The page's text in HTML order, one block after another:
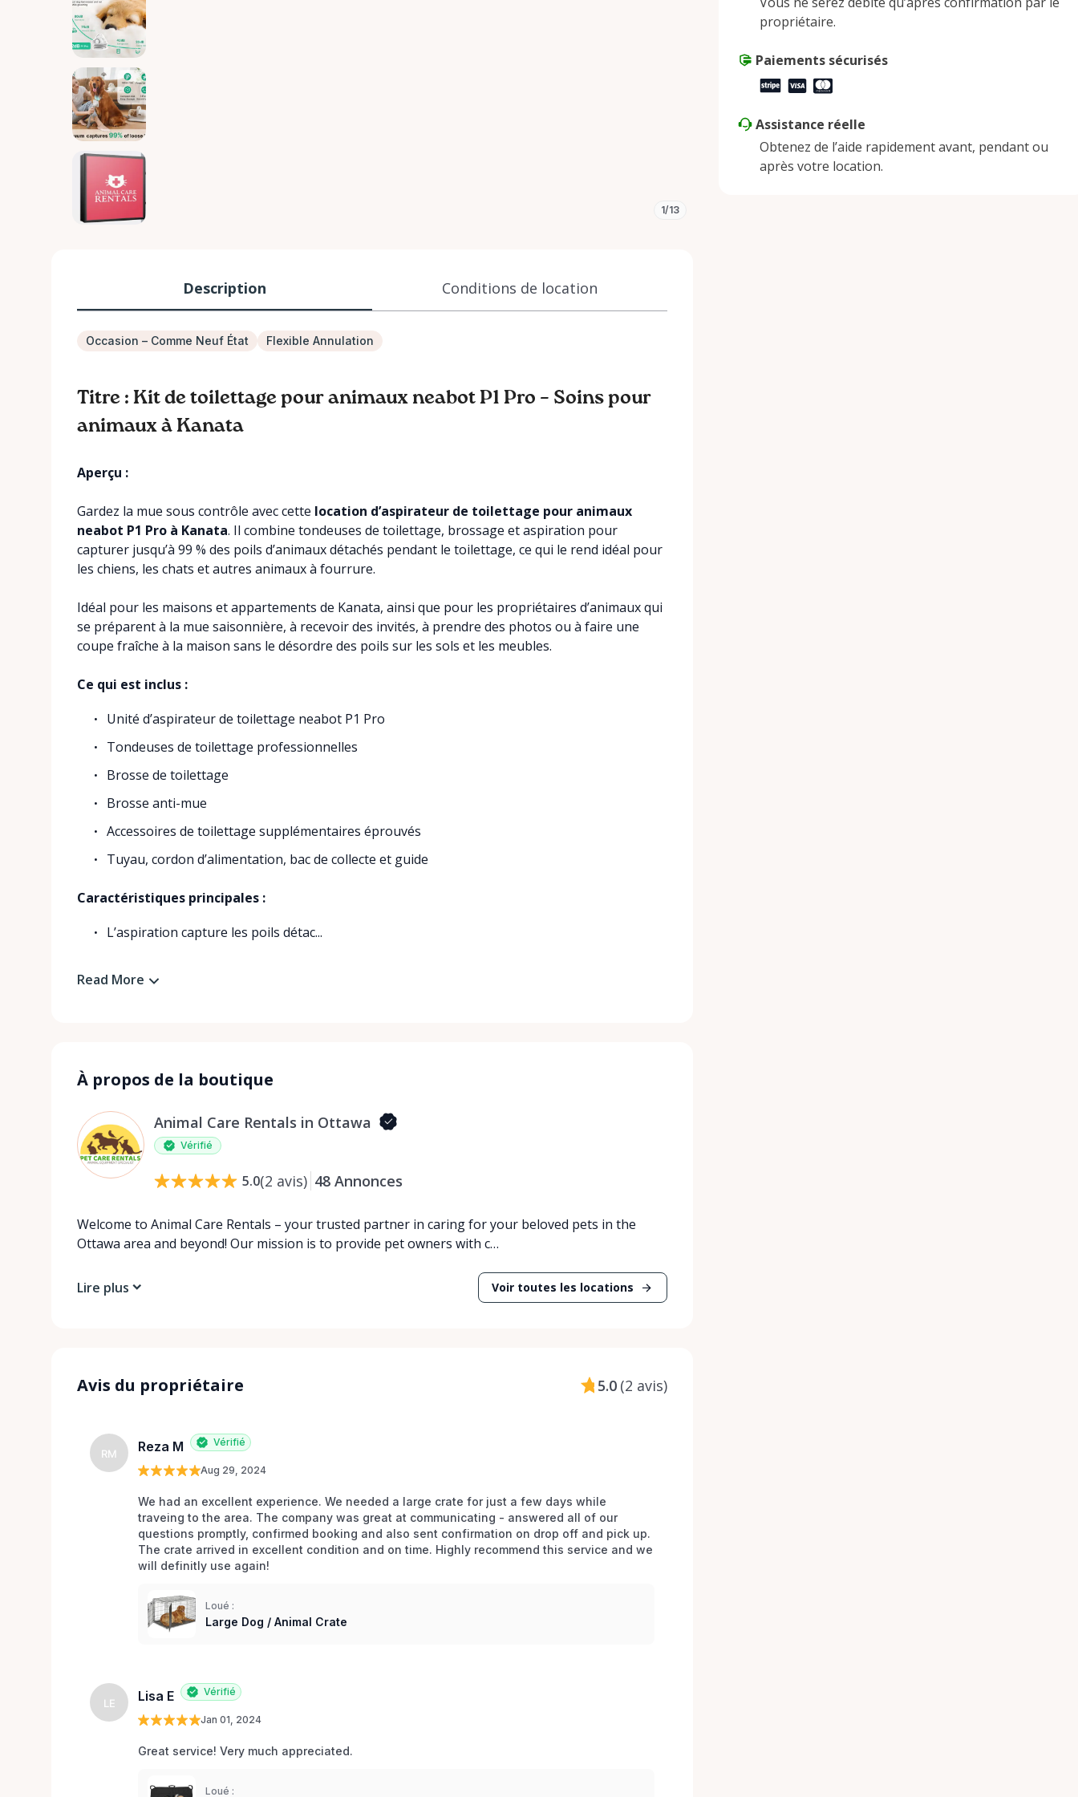
1/13
Description Conditions de location
Occasion – Comme Neuf État Flexible Annulation
Titre : Kit de toilettage pour animaux neabot P1 Pro – Soins pour
animaux à Kanata
Aperçu :
Gardez la mue sous contrôle avec cette location d’aspirateur de toilettage pour animaux
neabot P1 Pro à Kanata. Il combine tondeuses de toilettage, brossage et aspiration pour
capturer jusqu’à 99 % des poils d’animaux détachés pendant le toilettage, ce qui le rend idéal pour
les chiens, les chats et autres animaux à fourrure.
Idéal pour les maisons et appartements de Kanata, ainsi que pour les propriétaires d’animaux qui
se préparent à la mue saisonnière, à recevoir des invités, à prendre des photos ou à faire une
coupe fraîche à la maison sans le désordre des poils sur les sols et les meubles.
Ce qui est inclus :
Unité d’aspirateur de toilettage neabot P1 Pro
Tondeuses de toilettage professionnelles
Brosse de toilettage
Brosse anti-mue
Accessoires de toilettage supplémentaires éprouvés
Tuyau, cordon d’alimentation, bac de collecte et guide
Caractéristiques principales :
L’aspiration capture les poils détac...
Read More
À propos de la boutique
Animal Care Rentals in Ottawa
Vérifié
5.0(2 avis) 48 Annonces
Welcome to Animal Care Rentals – your trusted partner in caring for your beloved pets in the
Ottawa area and beyond! Our mission is to provide pet owners with c…
Lire plus Voir toutes les locations
Avis du propriétaire 5.0 (2 avis)
RM Reza M Vérifié
Aug 29, 2024
We had an excellent experience. We needed a large crate for just a few days while
traveing to the area. The company was great at communicating - answered all of our
questions promptly, confirmed booking and also sent confirmation on drop off and pick up.
The crate arrived in excellent condition and on time. Highly recommend this service and we
will definitly use again!
Loué :
Large Dog / Animal Crate
LE Lisa E Vérifié
Jan 01, 2024
Great service! Very much appreciated.
Loué :
propriétaire.
Paiements sécurisés
Assistance réelle
Obtenez de l’aide rapidement avant, pendant ou
après votre location.